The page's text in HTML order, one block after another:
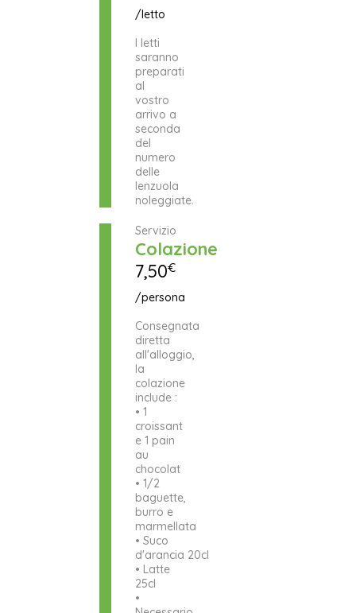
/letto
I letti
saranno
preparati
al
vostro
arrivo a
seconda
del
numero
delle
lenzuola
noleggiate.
Servizio
Colazione
7,50€
/persona
Consegnata
diretta
all'alloggio,
la
colazione
include :
• 1
croissant
e 1 pain
au
chocolat
• 1/2
baguette,
burro e
marmellata
• Suco
d'arancia 20cl
• Latte
25cl
•